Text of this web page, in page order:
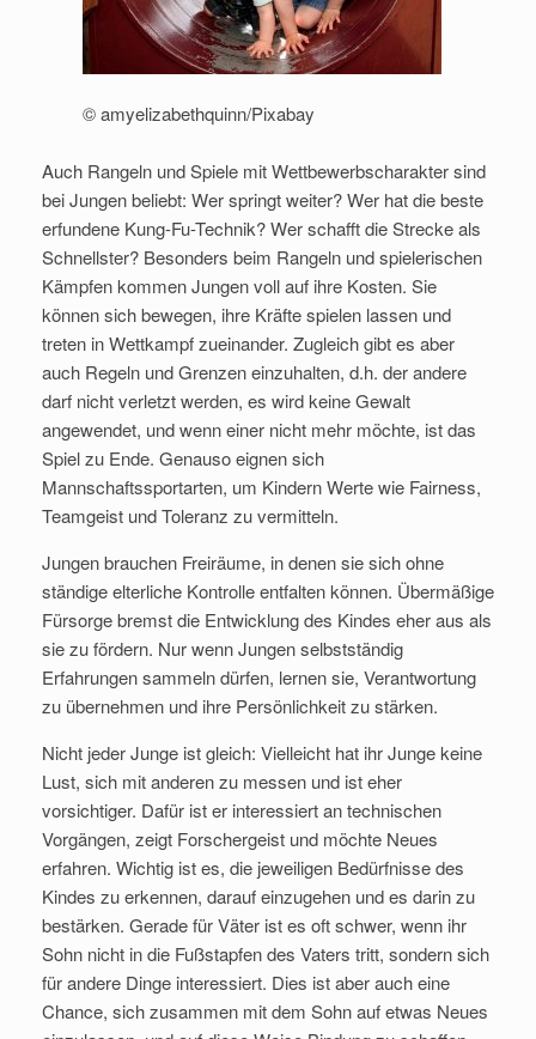
© amyelizabethquinn/Pixabay
Auch Rangeln und Spiele mit Wettbewerbscharakter sind
bei Jungen beliebt: Wer springt weiter? Wer hat die beste
erfundene Kung-Fu-Technik? Wer schafft die Strecke als
Schnellster? Besonders beim Rangeln und spielerischen
Kämpfen kommen Jungen voll auf ihre Kosten. Sie
können sich bewegen, ihre Kräfte spielen lassen und
treten in Wettkampf zueinander. Zugleich gibt es aber
auch Regeln und Grenzen einzuhalten, d.h. der andere
darf nicht verletzt werden, es wird keine Gewalt
angewendet, und wenn einer nicht mehr möchte, ist das
Spiel zu Ende. Genauso eignen sich
Mannschaftssportarten, um Kindern Werte wie Fairness,
Teamgeist und Toleranz zu vermitteln.
Jungen brauchen Freiräume, in denen sie sich ohne
ständige elterliche Kontrolle entfalten können. Übermäßige
Fürsorge bremst die Entwicklung des Kindes eher aus als
sie zu fördern. Nur wenn Jungen selbstständig
Erfahrungen sammeln dürfen, lernen sie, Verantwortung
zu übernehmen und ihre Persönlichkeit zu stärken.
Nicht jeder Junge ist gleich: Vielleicht hat ihr Junge keine
Lust, sich mit anderen zu messen und ist eher
vorsichtiger. Dafür ist er interessiert an technischen
Vorgängen, zeigt Forschergeist und möchte Neues
erfahren. Wichtig ist es, die jeweiligen Bedürfnisse des
Kindes zu erkennen, darauf einzugehen und es darin zu
bestärken. Gerade für Väter ist es oft schwer, wenn ihr
Sohn nicht in die Fußstapfen des Vaters tritt, sondern sich
für andere Dinge interessiert. Dies ist aber auch eine
Chance, sich zusammen mit dem Sohn auf etwas Neues